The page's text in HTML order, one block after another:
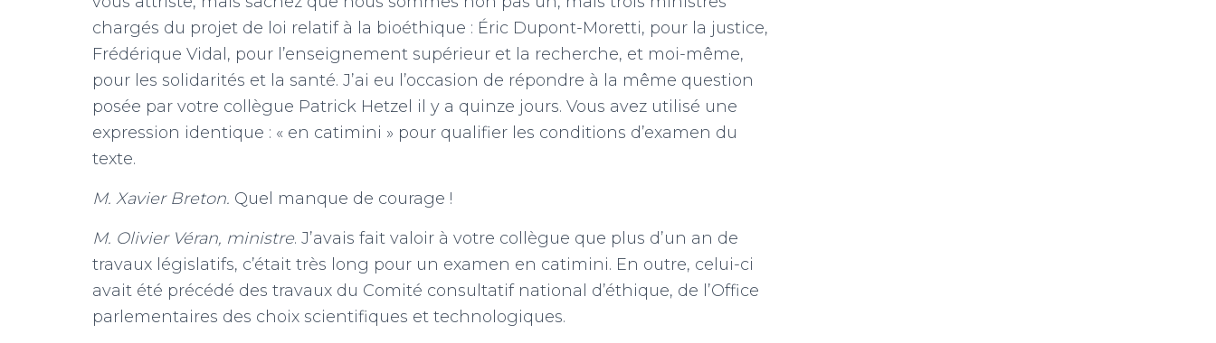
chargés du projet de loi relatif à la bioéthique : Éric Dupont-Moretti, pour la justice,
Frédérique Vidal, pour l’enseignement supérieur et la recherche, et moi-même,
pour les solidarités et la santé. J’ai eu l’occasion de répondre à la même question
posée par votre collègue Patrick Hetzel il y a quinze jours. Vous avez utilisé une
expression identique : « en catimini » pour qualifier les conditions d’examen du
texte.
M. Xavier Breton. Quel manque de courage !
M. Olivier Véran, ministre. J’avais fait valoir à votre collègue que plus d’un an de
travaux législatifs, c’était très long pour un examen en catimini. En outre, celui-ci
avait été précédé des travaux du Comité consultatif national d’éthique, de l’Office
parlementaires des choix scientifiques et technologiques.